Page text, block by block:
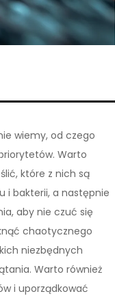
wiemy, od czego
Warto
które z nich są
i bakterii, a następnie
aby nie czuć się
chaotycznego
niezbędnych
Warto również
i uporządkować